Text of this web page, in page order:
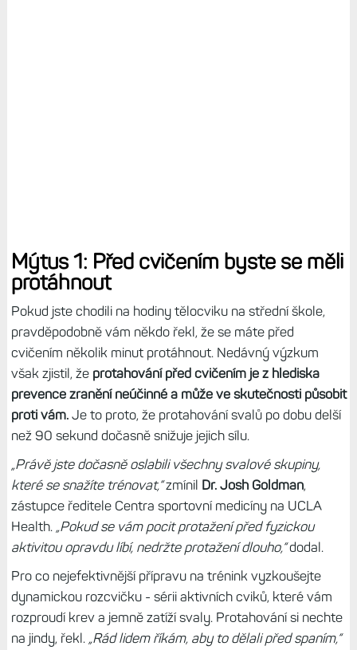
Mýtus 1: Před cvičením byste se měli
protáhnout
Pokud jste chodili na hodiny tělocviku na střední škole,
pravděpodobně vám někdo řekl, že se máte před
cvičením několik minut protáhnout. Nedávný výzkum
však zjistil, že protahování před cvičením je z hlediska
prevence zranění neúčinné a může ve skutečnosti působit
proti vám.Je to proto, že protahování svalů po dobu delší
než 90 sekund dočasně snižuje jejich sílu.
„Právě jste dočasně oslabili všechny svalové skupiny,
které se snažíte trénovat,“zmínil Dr. Josh Goldman,
zástupce ředitele Centra sportovní medicíny na UCLA
Health. „Pokud se vám pocit protažení před fyzickou
aktivitou opravdu líbí, nedržte protažení dlouho,“dodal.
Pro co nejefektivnější přípravu na trénink vyzkoušejte
dynamickou rozcvičku - sérii aktivních cviků, které vám
rozproudí krev a jemně zatíží svaly. Protahování si nechte
na jindy, řekl. „Rád lidem říkám, aby to dělali před spaním,“